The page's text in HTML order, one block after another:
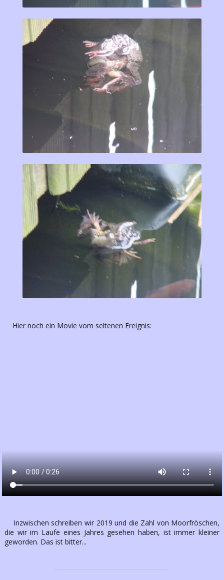
Hier noch ein Movie vom seltenen Ereignis:
Inzwischen schreiben wir 2019 und die Zahl von Moorfröschen,
die wir im Laufe eines Jahres gesehen haben, ist immer kleiner
geworden. Das ist bitter...